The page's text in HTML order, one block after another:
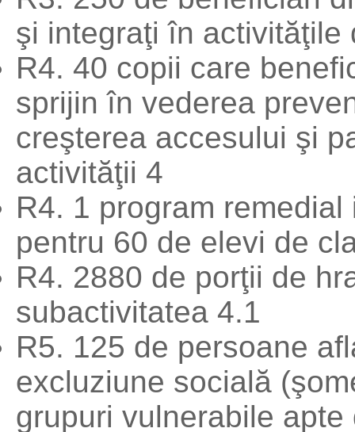
şi integraţi în activităţile
R4. 40 copii care
sprijin în vederea
creşterea accesului şi
activităţii 4
R4. 1 program
pentru 60 de elevi de
R4. 2880 de porţii de
subactivitatea 4.1
R5. 125 de persoane
excluziune socială
grupuri vulnerabile